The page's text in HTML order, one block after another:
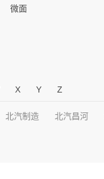
微面
X Y Z
北汽制造 北汽昌河